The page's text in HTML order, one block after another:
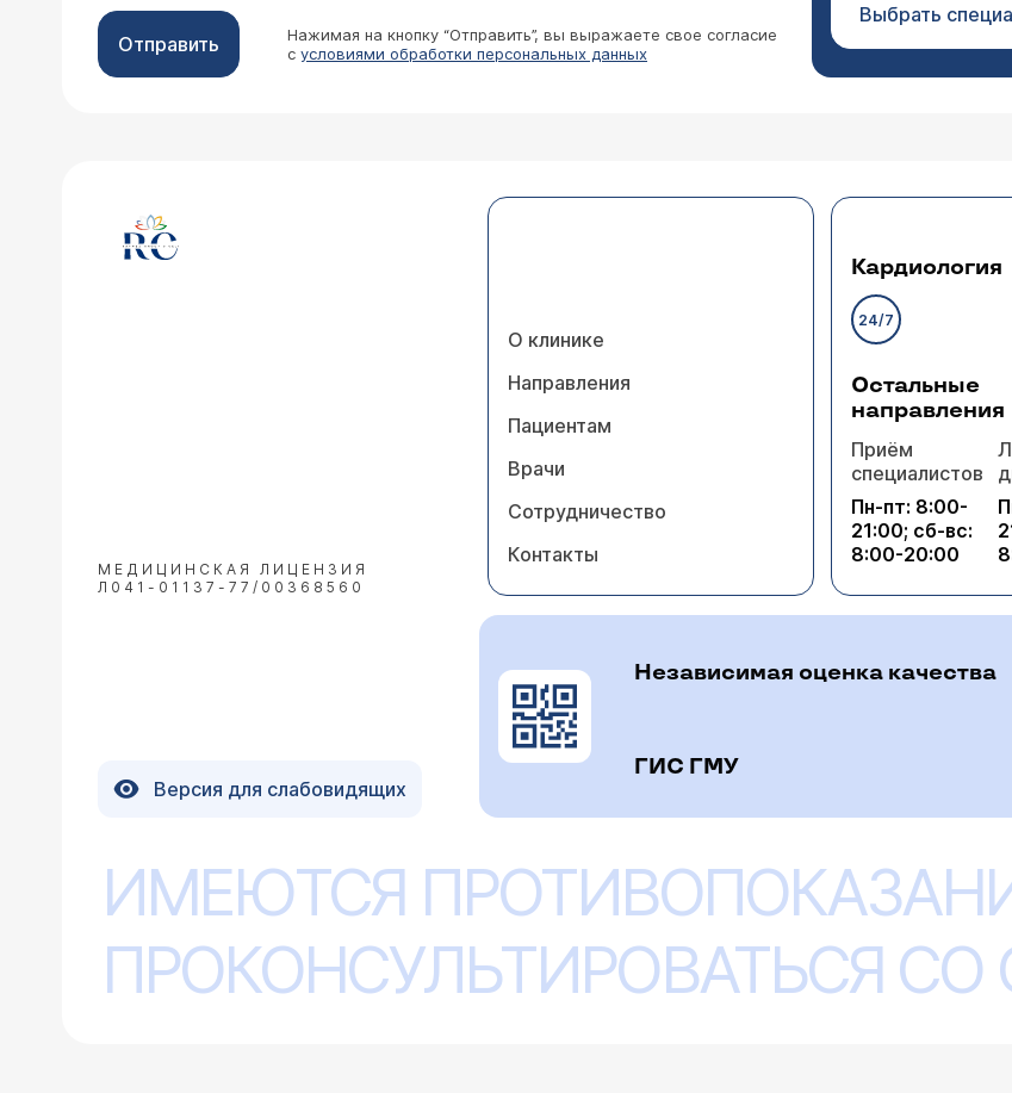
Отправить
Нажимая на кнопку “Отправить”, вы выражаете свое согласие
с условиями обработки персональных данных
Выбрать
МЕДИЦИНСКАЯ ЛИЦЕНЗИЯ
Л041-01137-77/00368560
О клинике
Направления
Пациентам
Врачи
Сотрудничество
Контакты
Кардиология
24/7
Остальные
направления
Приём
специалистов
Пн-пт: 8:00-
21:00; сб-вс:
8:00-20:00
Версия для слабовидящих
Независимая оценка качества
ГИС ГМУ
ИМЕЮТСЯ
ПРОКОНСУЛЬТИРОВАТЬСЯ